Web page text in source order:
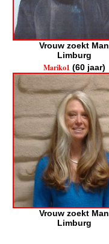
Vrouw zoekt Man
Limburg
Mariko1 (60 jaar)
Vrouw zoekt Man
Limburg